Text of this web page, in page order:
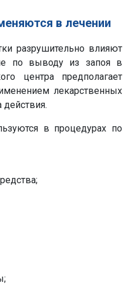
в лечении
разрушительно влияют
по выводу из запоя в
центра предполагает
лекарственных
действия.
в процедурах по